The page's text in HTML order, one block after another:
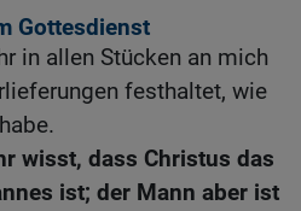
Gottesdienst
in allen Stücken an mich
festhaltet, wie
wisst, dass Christus das
ist; der Mann aber ist